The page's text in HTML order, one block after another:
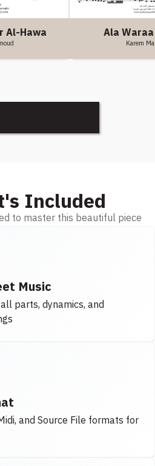
Al-Hawa Ala
Karem
Included
to master this beautiful piece
Music
parts, dynamics, and
and Source File formats for